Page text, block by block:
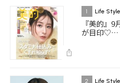
1 Life Style
『美的』
が目印♡…
2 Life Style